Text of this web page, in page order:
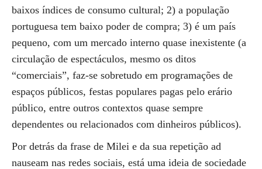
baixos índices de consumo cultural; 2) a população
portuguesa tem baixo poder de compra; 3) é um país
pequeno, com um mercado interno quase inexistente (a
circulação de espectáculos, mesmo os ditos
“comerciais”, faz-se sobretudo em programações de
espaços públicos, festas populares pagas pelo erário
público, entre outros contextos quase sempre
dependentes ou relacionados com dinheiros públicos).
Por detrás da frase de Milei e da sua repetição ad
nauseam nas redes sociais, está uma ideia de sociedade